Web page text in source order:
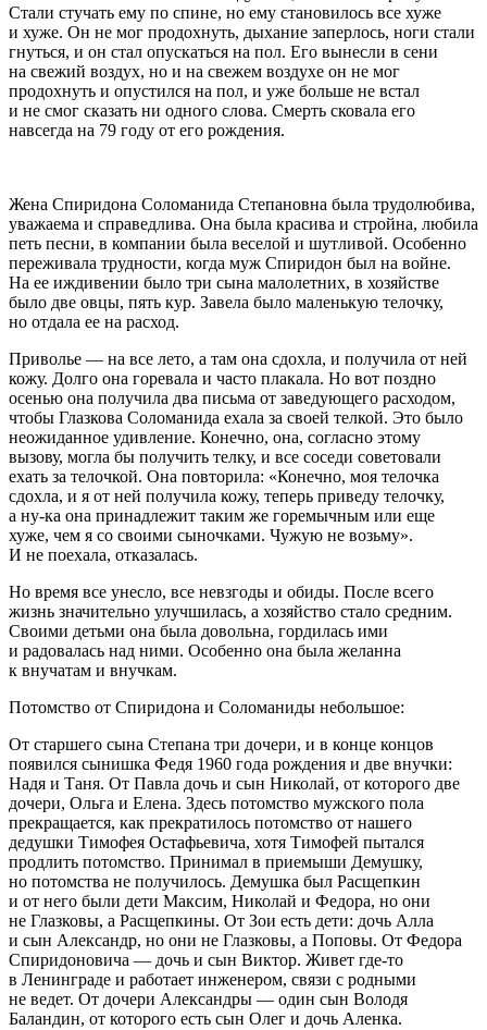
Стали стучать ему по спине, но ему становилось все хуже
и хуже. Он не мог продохнуть, дыхание заперлось, ноги стали
гнуться, и он стал опускаться на пол. Его вынесли в сени
на свежий воздух, но и на свежем воздухе он не мог
продохнуть и опустился на пол, и уже больше не встал
и не смог сказать ни одного слова. Смерть сковала его
навсегда на 79 году от его рождения.
Жена Спиридона Соломанида Степановна была трудолюбива,
уважаема и справедлива. Она была красива и стройна, любила
петь песни, в компании была веселой и шутливой. Особенно
переживала трудности, когда муж Спиридон был на войне.
На ее иждивении было три сына малолетних, в хозяйстве
было две овцы, пять кур. Завела было маленькую телочку,
но отдала ее на расход.
Приволье — на все лето, а там она сдохла, и получила от ней
кожу. Долго она горевала и часто плакала. Но вот поздно
осенью она получила два письма от заведующего расходом,
чтобы Глазкова Соломанида ехала за своей телкой. Это было
неожиданное удивление. Конечно, она, согласно этому
вызову, могла бы получить телку, и все соседи советовали
ехать за телочкой. Она повторила: «Конечно, моя телочка
сдохла, и я от ней получила кожу, теперь приведу телочку,
а ну-ка она принадлежит таким же горемычным или еще
хуже, чем я со своими сыночками. Чужую не возьму».
И не поехала, отказалась.
Но время все унесло, все невзгоды и обиды. После всего
жизнь значительно улучшилась, а хозяйство стало средним.
Своими детьми она была довольна, гордилась ими
и радовалась над ними. Особенно она была желанна
к внучатам и внучкам.
Потомство от Спиридона и Соломаниды небольшое:
От старшего сына Степана три дочери, и в конце концов
появился сынишка Федя 1960 года рождения и две внучки:
Надя и Таня. От Павла дочь и сын Николай, от которого две
дочери, Ольга и Елена. Здесь потомство мужского пола
прекращается, как прекратилось потомство от нашего
дедушки Тимофея Остафьевича, хотя Тимофей пытался
продлить потомство. Принимал в приемыши Демушку,
но потомства не получилось. Демушка был Расщепкин
и от него были дети Максим, Николай и Федора, но они
не Глазковы, а Расщепкины. От Зои есть дети: дочь Алла
и сын Александр, но они не Глазковы, а Поповы. От Федора
Спиридоновича — дочь и сын Виктор. Живет где-то
в Ленинграде и работает инженером, связи с родными
не ведет. От дочери Александры — один сын Володя
Баландин, от которого есть сын Олег и дочь Аленка.